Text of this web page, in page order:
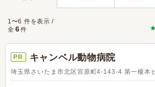
1〜6 件を表示 /
全 6件
PR キャンベル動物病院
埼玉県さいたま市北区宮原町4-143-4 第一榎本